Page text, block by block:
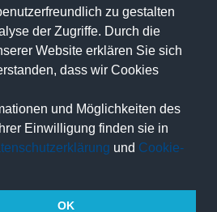
zu gestalten
der Zugriffe. Durch die
Website erklären Sie sich
dass wir Cookies
und Möglichkeiten des
Einwilligung finden sie in
und Cookie-
OK